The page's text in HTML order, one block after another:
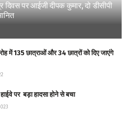
पर आईजी दीपक कुमार, दो डीसीपी
में 135 छात्राओं और 34 छात्रों को दिए जाएंगे
पर बड़ा हादसा होने से बचा